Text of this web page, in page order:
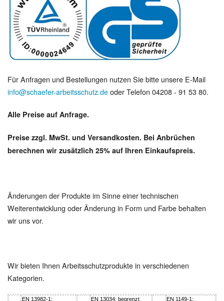
Für Anfragen und Bestellungen nutzen Sie bitte unsere E-Mail
info@schaefer-arbeitsschutz.deoder Telefon 04208 - 91 53 80.
Alle Preise auf Anfrage.
Preise zzgl. MwSt. und Versandkosten. Bei Anbrüchen
berechnen wir zusätzlich 25% auf Ihren Einkaufspreis.
Änderungen der Produkte im Sinne einer technischen
Weiterentwicklung oder Änderung in Form und Farbe behalten
wir uns vor.
Wir bieten Ihnen Arbeitsschutzprodukte in verschiedenen
Kategorien.
EN 13982-1;
EN 13034; begrenzt
EN 1149-1;